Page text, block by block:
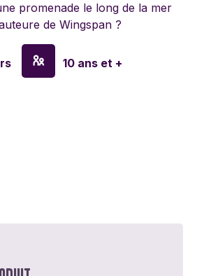
promenade le long de la mer
de Wingspan ?
10 ans et +